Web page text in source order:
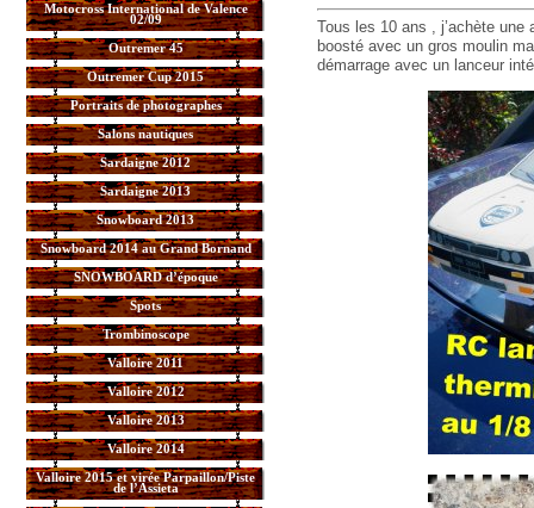
Motocross International de Valence
02/09
Outremer 45
Outremer Cup 2015
Portraits de photographes
Salons nautiques
Sardaigne 2012
Sardaigne 2013
Snowboard 2013
Snowboard 2014 au Grand Bornand
SNOWBOARD d’époque
Spots
Trombinoscope
Valloire 2011
Valloire 2012
Valloire 2013
Valloire 2014
Valloire 2015 et virée Parpaillon/Piste
de l’Assieta
Tous les 10 ans , j’achète
boosté avec un gros moulin
démarrage avec un lanceur